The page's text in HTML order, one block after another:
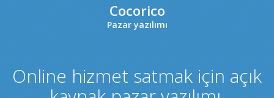
Cocorico
Pazar yazılımı
Online hizmet satmak için açık